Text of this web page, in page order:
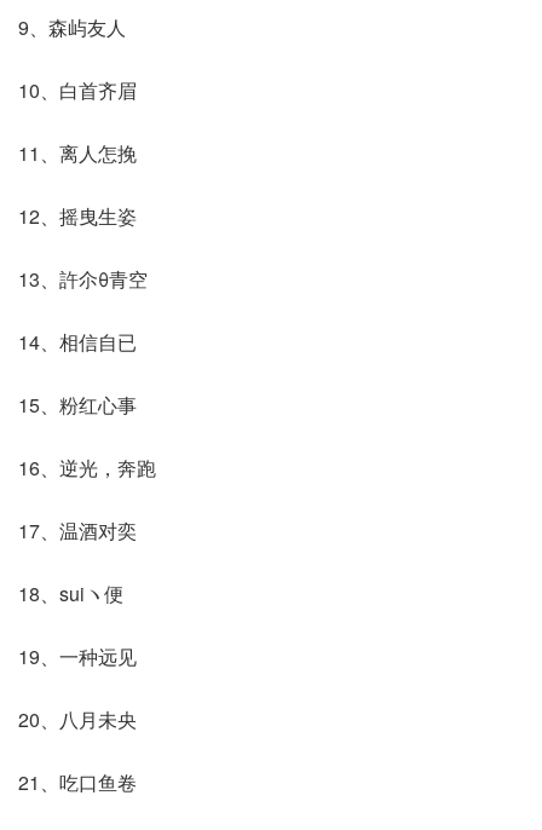
9、森屿友人
10、白首齐眉
11、离人怎挽
12、摇曳生姿
13、許尒θ青空
14、相信自已
15、粉红心事
16、逆光，奔跑
17、温酒对奕
18、suiヽ便
19、一种远见
20、八月未央
21、吃口鱼卷